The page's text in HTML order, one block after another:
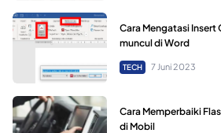
Cara Mengatasi
muncul di Word
TECH 7 Juni 2023
Cara Memperbaiki
di Mobil